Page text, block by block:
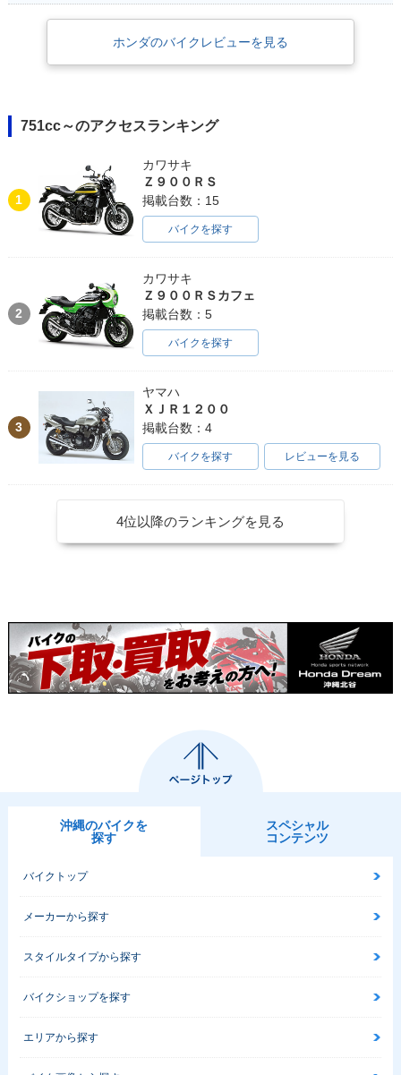
ホンダのバイクレビューを見る
751cc～のアクセスランキング
1
カワサキ
Ｚ９００ＲＳ
掲載台数：15
バイクを探す
2
カワサキ
Ｚ９００ＲＳカフェ
掲載台数：5
バイクを探す
3
ヤマハ
ＸＪＲ１２００
掲載台数：4
バイクを探す レビューを見る
4位以降のランキングを見る
沖縄のバイクを
探す
スペシャル
コンテンツ
バイクトップ
メーカーから探す
スタイルタイプから探す
バイクショップを探す
エリアから探す